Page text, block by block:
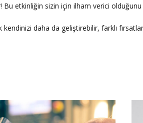
Autodesk Eğitim
Bu etkinliğin sizin için ilham verici
kendinizi daha da geliştirebilir, farklı